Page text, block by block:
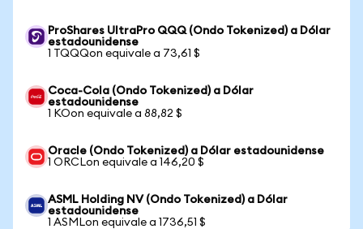
ProShares UltraPro QQQ (Ondo Tokenized) a Dólar
estadounidense
1 TQQQon equivale a 73,61 $
Coca-Cola (Ondo Tokenized) a Dólar
estadounidense
1 KOon equivale a 88,82 $
Oracle (Ondo Tokenized) a Dólar estadounidense
1 ORCLon equivale a 146,20 $
ASML Holding NV (Ondo Tokenized) a Dólar
estadounidense
1 ASMLon equivale a 1736,51 $